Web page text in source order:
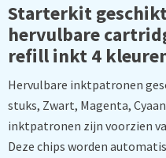
Starterkit geschikt
hervulbare
refill inkt 4
Hervulbare inktpatronen
stuks, Zwart, Magenta,
inktpatronen zijn voorzien
Deze chips worden